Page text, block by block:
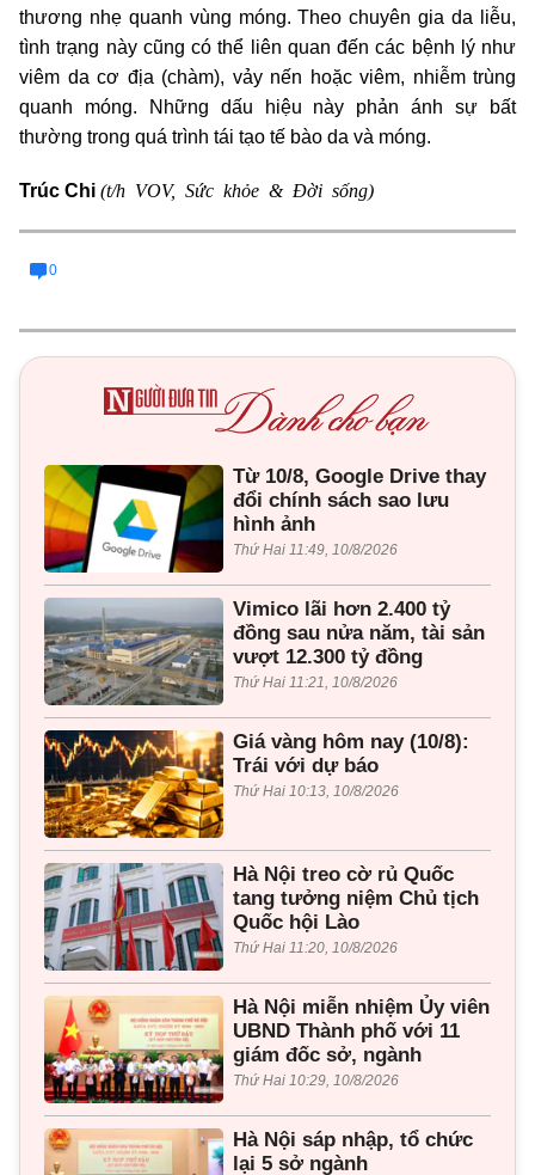
thương nhẹ quanh vùng móng. Theo chuyên gia da liễu,
tình trạng này cũng có thể liên quan đến các bệnh lý như
viêm da cơ địa (chàm), vảy nến hoặc viêm, nhiễm trùng
quanh móng. Những dấu hiệu này phản ánh sự bất
thường trong quá trình tái tạo tế bào da và móng.
Trúc Chi (t/h VOV, Sức khỏe & Đời sống)
0
Từ 10/8, Google Drive thay
đổi chính sách sao lưu
hình ảnh
Thứ Hai 11:49, 10/8/2026
Vimico lãi hơn 2.400 tỷ
đồng sau nửa năm, tài sản
vượt 12.300 tỷ đồng
Thứ Hai 11:21, 10/8/2026
Giá vàng hôm nay (10/8):
Trái với dự báo
Thứ Hai 10:13, 10/8/2026
Hà Nội treo cờ rủ Quốc
tang tưởng niệm Chủ tịch
Quốc hội Lào
Thứ Hai 11:20, 10/8/2026
Hà Nội miễn nhiệm Ủy viên
UBND Thành phố với 11
giám đốc sở, ngành
Thứ Hai 10:29, 10/8/2026
Hà Nội sáp nhập, tổ chức
lại 5 sở ngành